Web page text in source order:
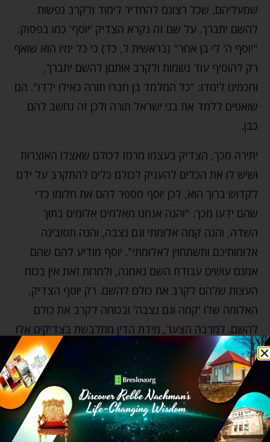
שמעליהם, שכל רצונם להחדיר לימוד ולקרב נפשות
להשם יתברך. על שם זה נקרא הצדיק 'יוסף' כמו בפסוק:
"יוסף ה' לי בן אחר" (בראשית ל, כד) כי כל ימיו הוא שואף
רק להוסיף עוד נשמות ולקרב אותםן להשם יתברך,
וחכמינו לימדו: "כל המלמד בן חברו תורה כאילו ילדו". הם
שואפים ללמד את בני ישראל תורה ולכן זה נחשב להם
כבן.
יתירה מכך, הצדיק בעצמו מרמז לכולם שאצלו האוצרות
ושיש לו את הכלים להעניק לכולם כלים להתקרב על ידם
לקדוש ברוך הוא, לכן יוסף מספר להם את חלומו כדי
שהם ידעו מכך: "והנה אנחנו מאלמים אלומים בתוך
השדה, והנה קמה אלומתי וגם נצבה, והנה תסובינה
אלומותיכם ותשתחוין לאלומתי". יוסף מודיע להם שהם
אמנם עושים עבודת השם נאמנה, ולמרות זאת אין בכוח
העצות שלהם לקרב את כולם להשם. רק יוסף הצדיק,
האלומה שלו 'קמה וגם נצבה' ובכוחה לקרב את כולם
להשם. למרבה הצער, מידת הדין מתלבשת בצדיקים אלו
לרדוף את הצדיק שבכוחו להחזיר את העולם כולו למוטב,
כאילו דבריו נובעים מכבוד ומגאווה. "ויאמרו לו אחיו המלך
תמלוך עלינו אם משול תמשול בנו".